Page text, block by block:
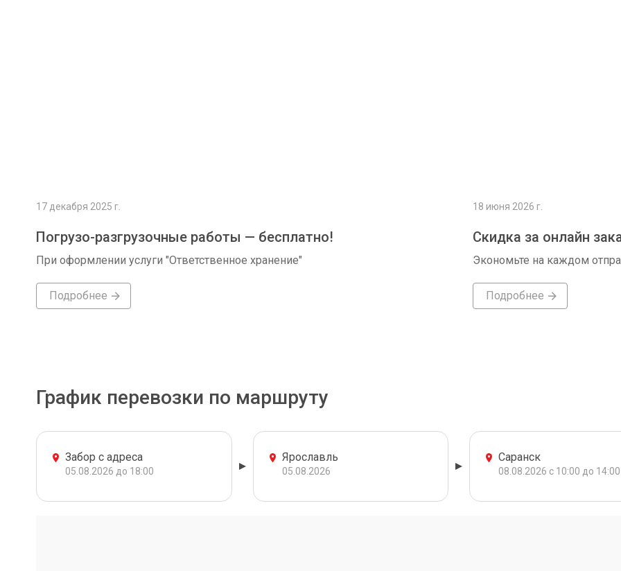
17 декабря 2025 г.
Погрузо-разгрузочные работы — бесплатно!
При оформлении услуги "Ответственное хранение"
Подробнее
18 июня 2026 г.
Скидка за онлайн
Экономьте на каждом
Подробнее
График перевозки по маршруту
Забор с адреса
05.08.2026 до 18:00
Ярославль
05.08.2026
Саранск
08.08.2026 с 10:00 до 14:00